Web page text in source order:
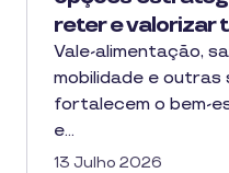
reter e valorizar
Vale-alimentação,
mobilidade e outras
fortalecem o bem-
e…
13 Julho 2026